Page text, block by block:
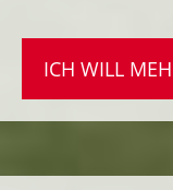
ICH WILL